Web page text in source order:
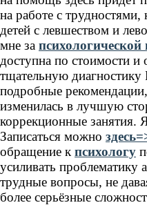
на работе с
детей с левшеством и
мне за
доступна по стоимости
тщательную
подробные
изменилась в лучшую
коррекционные занятия.
Записаться можно
обращение к психологу
усиливать проблематику
трудные вопросы, не
более серьёзные